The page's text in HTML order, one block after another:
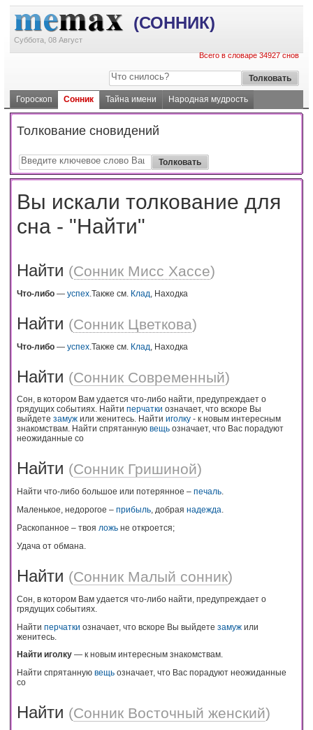
(СОННИК)
Суббота, 08 Август
Всего в словаре 34927 снов
Гороскоп Сонник Тайна имени Народная мудрость
Толкование сновидений
Вы искали толкование для
сна - "Найти"
Найти (Сонник Мисс Хассе)
Что-либо — успех.Также см. Клад, Находка
Найти (Сонник Цветкова)
Что-либо — успех .Также см. Клад , Находка
Найти (Сонник Современный)
Сон, в котором Вам удается что-либо найти, предупреждает о
грядущих событиях. Найти перчатки означает, что вскоре Вы
выйдете замуж или женитесь. Найти иголку - к новым интересным
знакомствам. Найти спрятанную вещь означает, что Вас порадуют
неожиданные со
Найти (Сонник Гришиной)
Найти что-либо большое или потерянное – печаль.
Маленькое, недорогое – прибыль, добрая надежда.
Раскопанное – твоя ложь не откроется;
Удача от обмана.
Найти (Сонник Малый сонник)
Сон, в котором Вам удается что-либо найти, предупреждает о
грядущих событиях.
Найти перчатки означает, что вскоре Вы выйдете замуж или
женитесь.
Найти иголку — к новым интересным знакомствам.
Найти спрятанную вещь означает, что Вас порадуют неожиданные
со
Найти (Сонник Восточный женский)